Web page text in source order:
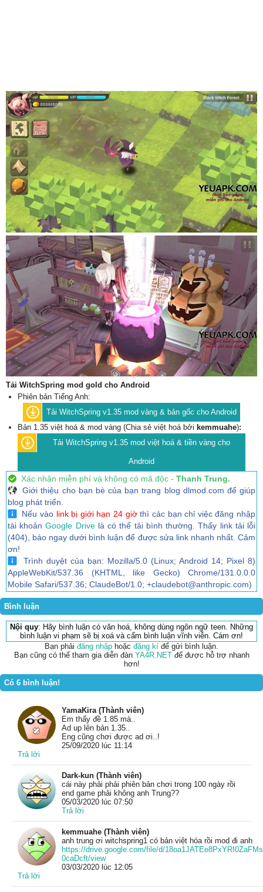
Tải WitchSpring mod gold cho Android
Phiên bản Tiếng Anh:
Tải WitchSpring v1.35 mod vàng & bản gốc cho Android
Bản 1.35 việt hoá & mod vàng (Chia sẻ việt hoá bởi kemmuahe):
Tải WitchSpring v1.35 mod việt hoá & tiền vàng cho
Android
Xác nhận miễn phí và không có mã độc - Thanh Trung.
Giới thiệu cho bạn bè của bạn trang blog dlmod.com để giúp
blog phát triển.
Nếu vào link bị giới hạn 24 giờthì các bạn chỉ việc đăng nhập
tài khoảnGoogle Drivelà có thể tải bình thường. Thấy link tải lỗi
(404), báo ngay dưới bình luận để được sửa link nhanh nhất. Cảm
ơn!
Trình duyệt của bạn: Mozilla/5.0 (Linux; Android 14; Pixel 8)
AppleWebKit/537.36 (KHTML, like Gecko) Chrome/131.0.0.0
Mobile Safari/537.36; ClaudeBot/1.0; +claudebot@anthropic.com)
Bình luận
Nội quy: Hãy bình luận có văn hoá, không dùng ngôn ngữ teen. Những
bình luận vi phạm sẽ bị xoá và cấm bình luận vĩnh viễn. Cám ơn!
Bạn phải đăng nhập hoặc đăng kí để gửi bình luận.
Bạn cũng có thể tham gia diễn đàn YA4R.NETđể được hỗ trợ nhanh
hơn!
Có 6 bình luận!
YamaKira (Thành viên)
Em thấy đề 1.85 mà..
Ad up lên bản 1.35..
Eng cũng chơi được ad ơi..!
25/09/2020 lúc 11:14
Trả lời
Dark-kun (Thành viên)
cái này phải phải phiên bản chơi trong 100 ngày rồi
end game phải không anh Trung??
05/03/2020 lúc 07:50
Trả lời
kemmuahe (Thành viên)
anh trung ơi witchspring1 có bản việt hóa rồi mod đi anh
https://drive.google.com/file/d/18oa1JATEe8PxYRI0ZaFMs
0caDcft/view
03/03/2020 lúc 12:05
Trả lời